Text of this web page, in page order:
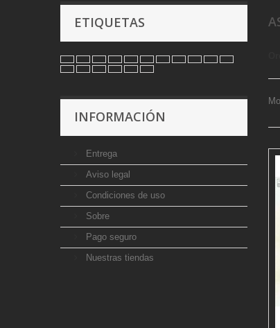
ETIQUETAS
INFORMACIÓN
Entrega
Aviso legal
Condiciones de uso
Sobre
Pago seguro
Nuestras tiendas